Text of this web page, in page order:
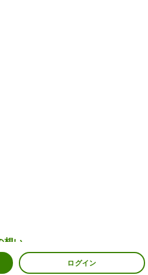
ログイン
想い